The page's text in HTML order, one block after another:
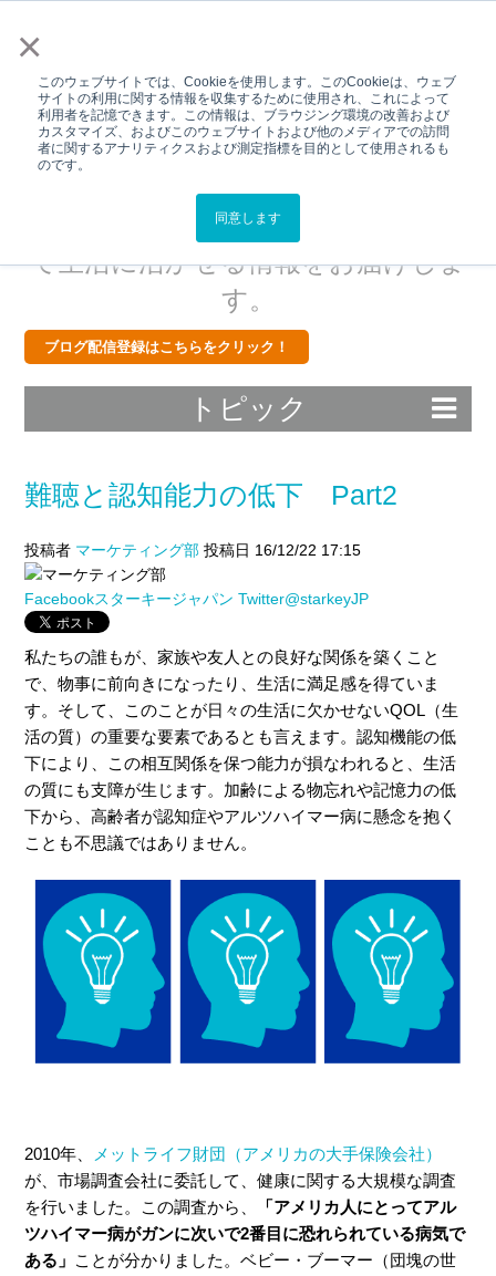
×
このウェブサイトでは、Cookieを使用します。このCookieは、ウェブ
サイトの利用に関する情報を収集するために使用され、これによって
利用者を記憶できます。この情報は、ブラウジング環境の改善および
カスタマイズ、およびこのウェブサイトおよび他のメディアでの訪問
者に関するアナリティクスおよび測定指標を目的として使用されるも
のです。
同意します
Hear Better.Live
Better.BLOG
スターキーから補聴器・難聴につい
て生活に活かせる情報をお届けしま
す。
ブログ配信登録はこちらをクリック！
トピック
難聴と認知能力の低下 Part2
投稿者 マーケティング部投稿日 16/12/22 17:15
Facebookスターキージャパン Twitter@starkeyJP
私たちの誰もが、家族や友人との良好な関係を築くこと
で、物事に前向きになったり、生活に満足感を得ていま
す。そして、このことが日々の生活に欠かせないQOL（生
活の質）の重要な要素であるとも言えます。 認知機能の低
下により、この相互関係を保つ能力が損なわれると、生活
の質にも支障が生じます。加齢による物忘れや記憶力の低
下から、高齢者が認知症やアルツハイマー病に懸念を抱く
ことも不思議ではありません。
2010年、
メットライフ財団（アメリカの大手保険会社）
が、市場調査会社に委託して、健康に関する大規模な調査
を行いました。この調査から、
「アメリカ人にとってアル
ツハイマー病がガンに次いで2番目に恐れられている病気で
ある」 ことが分かりました。ベビー・ブーマー（団塊の世